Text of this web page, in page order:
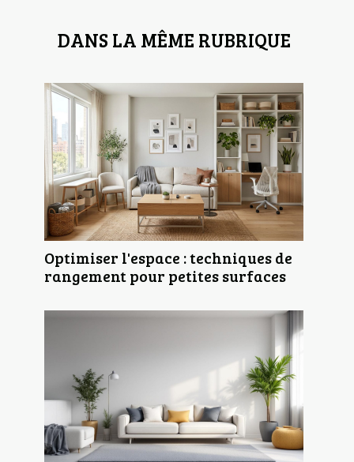
DANS LA MÊME RUBRIQUE
Optimiser l'espace : techniques de
rangement pour petites surfaces